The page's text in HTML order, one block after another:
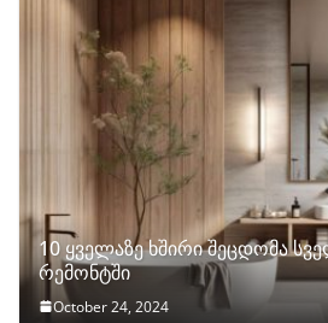
10 ყველაზე ხშირი შეცდომა
რემონტში
October 24, 2024